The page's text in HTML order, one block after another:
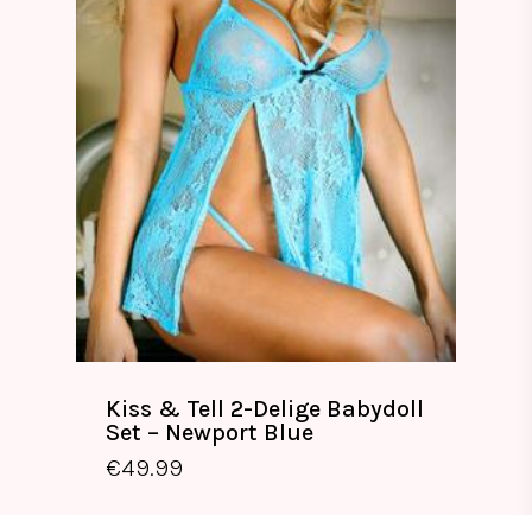
Kiss & Tell 2-Delige Babydoll
Set – Newport Blue
€49.99